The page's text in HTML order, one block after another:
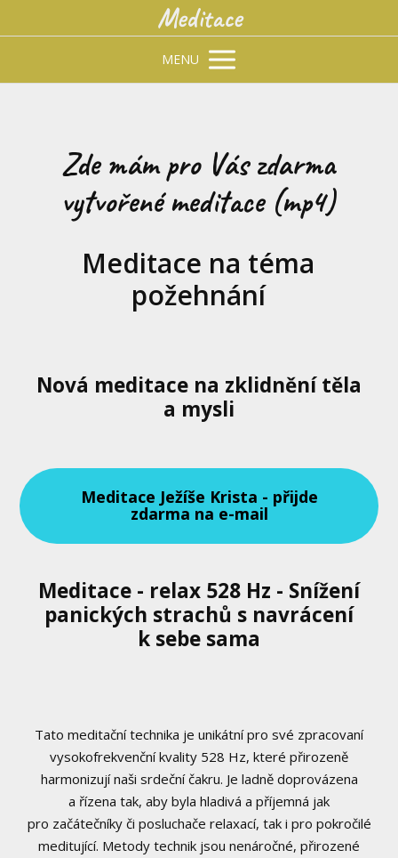
Meditace
MENU
Zde mám pro Vás zdarma
vytvořené meditace (mp4)
Meditace na téma
požehnání
Nová meditace na zklidnění těla
a mysli
Meditace Ježíše Krista - přijde
zdarma na e-mail
Meditace - relax 528 Hz - Snížení
panických strachů s navrácení
k sebe sama
Tato meditační technika je unikátní pro své zpracovaní
vysokofrekvenční kvality 528 Hz, které přirozeně
harmonizují naši srdeční čakru. Je ladně doprovázena
a řízena tak, aby byla hladivá a příjemná jak
pro začátečníky či posluchače relaxací, tak i pro pokročilé
meditující. Metody technik jsou nenáročné, přirozené